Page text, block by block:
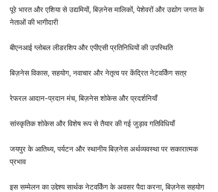
पूरे भारत और एशिया से उद्यमियों, बिज़नेस मालिकों, पेशेवरों और उद्योग जगत के
नेताओं की भागीदारी
बीएनआई ग्लोबल लीडरशिप और एपीएसी प्रतिनिधियों की उपस्थिति
बिज़नेस विकास, सहयोग, नवाचार और नेतृत्व पर केंद्रित नेटवर्किंग सत्र
रेफरल आदान-प्रदान मंच, बिज़नेस शोकेस और प्रदर्शनियाँ
सांस्कृतिक शोकेस और विशेष रूप से तैयार की गई जुड़ाव गतिविधियाँ
जयपुर के आतिथ्य, पर्यटन और स्थानीय बिज़नेस अर्थव्यवस्था पर सकारात्मक
प्रभाव
इस सम्मेलन का उद्देश्य सार्थक नेटवर्किंग के अवसर पैदा करना, बिज़नेस सहयोग